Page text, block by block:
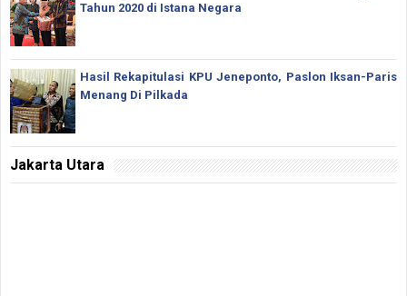
Tahun 2020 di Istana Negara
Hasil Rekapitulasi KPU Jeneponto, Paslon Iksan-Paris
Menang Di Pilkada
Jakarta Utara